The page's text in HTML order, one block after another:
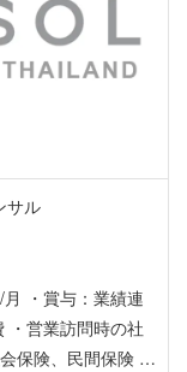
サル
・賞与：業績連
・営業訪問時の社
保険、民間保険 ・